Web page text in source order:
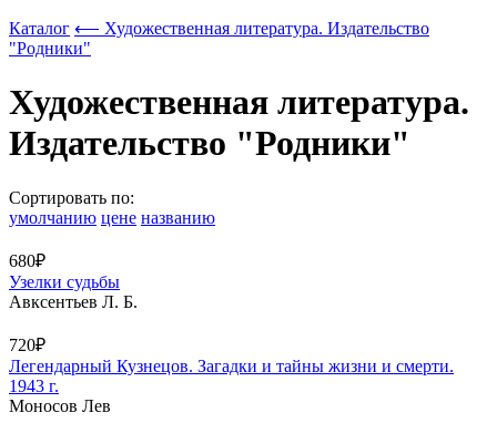
Каталог ⟵ Художественная литература. Издательство
"Родники"
Художественная литература.
Издательство "Родники"
Сортировать по:
умолчанию цене названию
680₽
Узелки судьбы
Авксентьев Л. Б.
720₽
Легендарный Кузнецов. Загадки и тайны жизни и смерти.
1943 г.
Моносов Лев